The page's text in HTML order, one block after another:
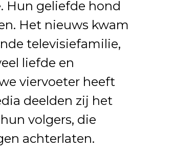
Hun geliefde hond
Het nieuws kwam
televisiefamilie,
liefde en
viervoeter heeft
deelden zij het
volgers, die
achterlaten.